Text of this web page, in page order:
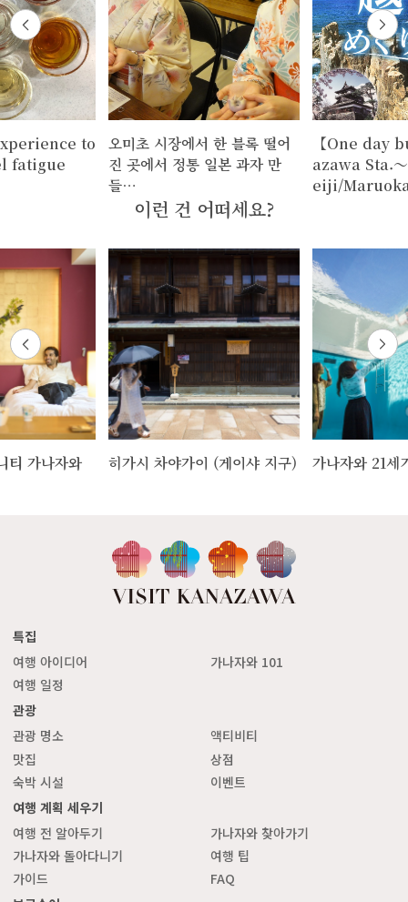
to
fatigue
오미초 시장에서 한 블록 떨어
진 곳에서 정통 일본 과자 만
들…
【One day
azawa Sta.
eiji/
이런 건 어떠세요?
티 가나자와 히가시 차야가이 (게이샤 지구) 가나자와 21세
특집
여행 아이디어
가나자와 101
여행 일정
관광
관광 명소
액티비티
맛집
상점
숙박 시설
이벤트
여행 계획 세우기
여행 전 알아두기
가나자와 찾아가기
가나자와 돌아다니기
여행 팁
가이드
FAQ